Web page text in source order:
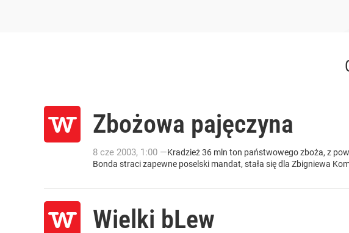
Zbożowa pajęczyna
8 cze 2003, 1:00 —Kradzież 36 mln ton państwowego zboża, z
Bonda straci zapewne poselski mandat, stała się dla Zbigniewa
Wielki bLew